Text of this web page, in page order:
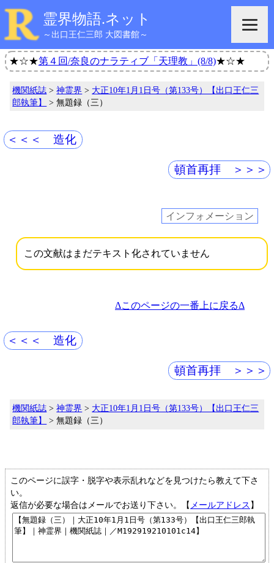
霊界物語.ネット
～出口王仁三郎 大図書館～
★☆★第４回/奈良のナラティブ「天理教」(8/8)★☆★
機関紙誌 >神霊界 > 大正10年1月1日号（第133号）【出口王仁三
郎執筆】
> 無題録（三）
＜＜＜ 造化
頓首再拝 ＞＞＞
インフォメーション
この文献はまだテキスト化されていません
Δこのページの一番上に戻るΔ
＜＜＜ 造化
頓首再拝 ＞＞＞
機関紙誌 >神霊界 > 大正10年1月1日号（第133号）【出口王仁三
郎執筆】
> 無題録（三）
このページに誤字・脱字や表示乱れなどを見つけたら教えて下さ
い。
返信が必要な場合はメールでお送り下さい。【 メールアドレス 】